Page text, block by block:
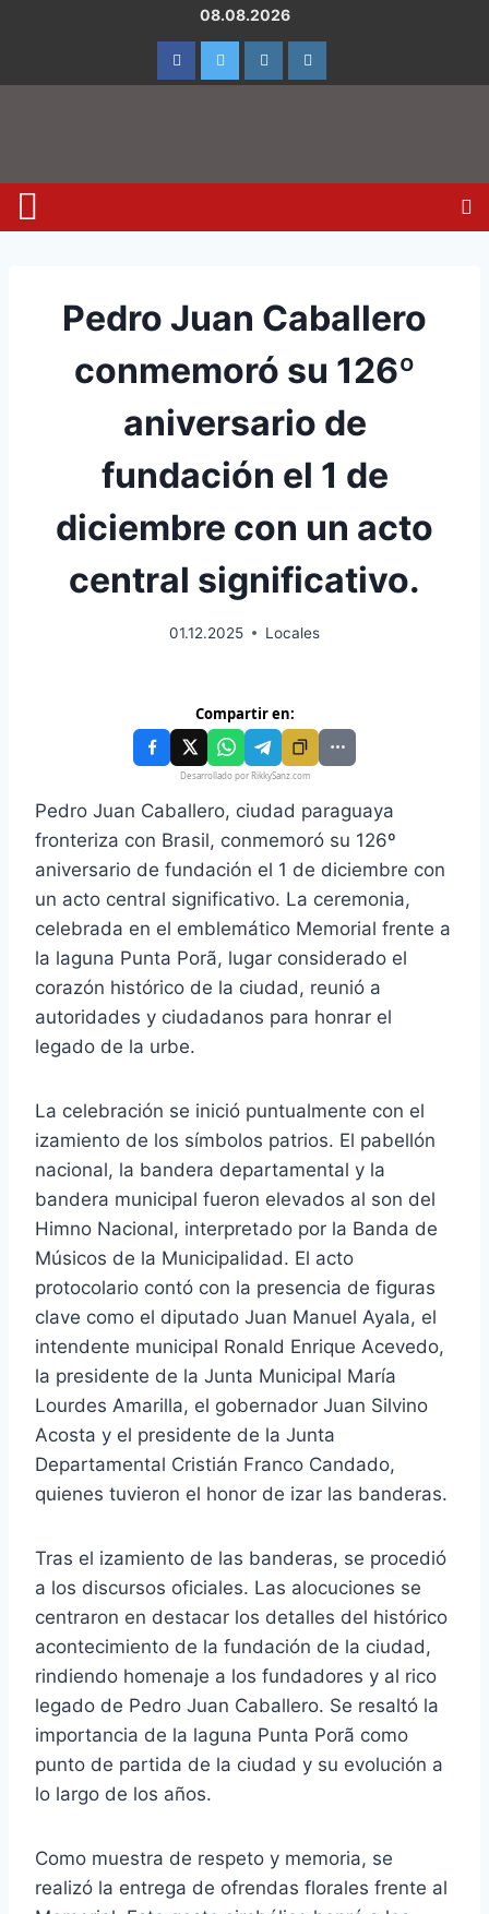
08.08.2026
Pedro Juan Caballero
conmemoró su 126º
aniversario de
fundación el 1 de
diciembre con un acto
central significativo.
01.12.2025 Locales
Compartir en:
Desarrollado por RikkySanz.com
Pedro Juan Caballero, ciudad paraguaya
fronteriza con Brasil, conmemoró su 126º
aniversario de fundación el 1 de diciembre con
un acto central significativo. La ceremonia,
celebrada en el emblemático Memorial frente a
la laguna Punta Porã, lugar considerado el
corazón histórico de la ciudad, reunió a
autoridades y ciudadanos para honrar el
legado de la urbe.
La celebración se inició puntualmente con el
izamiento de los símbolos patrios. El pabellón
nacional, la bandera departamental y la
bandera municipal fueron elevados al son del
Himno Nacional, interpretado por la Banda de
Músicos de la Municipalidad. El acto
protocolario contó con la presencia de figuras
clave como el diputado Juan Manuel Ayala, el
intendente municipal Ronald Enrique Acevedo,
la presidente de la Junta Municipal María
Lourdes Amarilla, el gobernador Juan Silvino
Acosta y el presidente de la Junta
Departamental Cristián Franco Candado,
quienes tuvieron el honor de izar las banderas.
Tras el izamiento de las banderas, se procedió
a los discursos oficiales. Las alocuciones se
centraron en destacar los detalles del histórico
acontecimiento de la fundación de la ciudad,
rindiendo homenaje a los fundadores y al rico
legado de Pedro Juan Caballero. Se resaltó la
importancia de la laguna Punta Porã como
punto de partida de la ciudad y su evolución a
lo largo de los años.
Como muestra de respeto y memoria, se
realizó la entrega de ofrendas florales frente al